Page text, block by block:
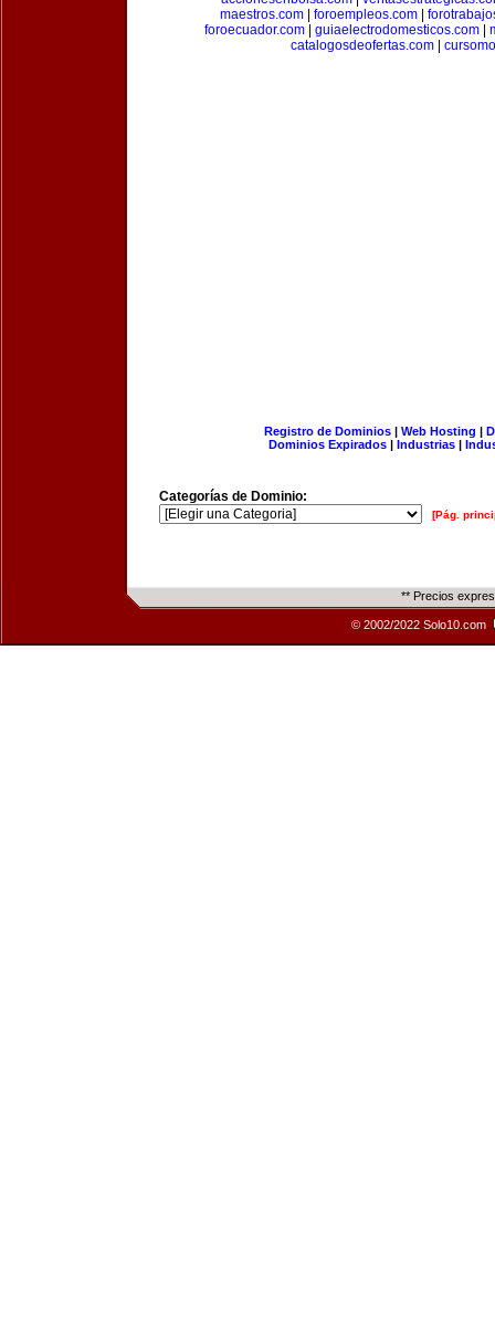
maestros.com| foroempleos.com|
foroecuador.com| guiaelectrodomesticos.com|
catalogosdeofertas.com
Registro de Dominios| Web Hosting |
Dominios Expirados | Industrias |
Categorías de Dominio:
[Pág.
** Precios
© 2002/2022 Solo10.com